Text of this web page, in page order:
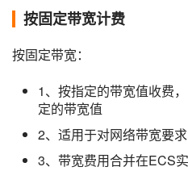
按固定带宽计费
按固定带宽：
1、按指定的带宽值收费
定的带宽值
2、适用于对网络带宽要
3、带宽费用合并在ECS